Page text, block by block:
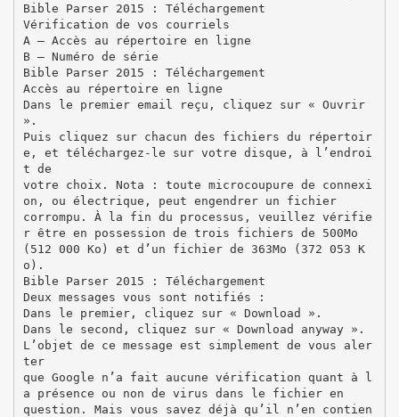
Bible Parser 2015 : Téléchargement
Vérification de vos courriels
A – Accès au répertoire en ligne
B – Numéro de série
Bible Parser 2015 : Téléchargement
Accès au répertoire en ligne
Dans le premier email reçu, cliquez sur « Ouvrir
».
Puis cliquez sur chacun des fichiers du répertoir
e, et téléchargez-le sur votre disque, à l’endroi
t de
votre choix. Nota : toute microcoupure de connexi
on, ou électrique, peut engendrer un fichier
corrompu. À la fin du processus, veuillez vérifie
r être en possession de trois fichiers de 500Mo
(512 000 Ko) et d’un fichier de 363Mo (372 053 K
o).
Bible Parser 2015 : Téléchargement
Deux messages vous sont notifiés :
Dans le premier, cliquez sur « Download ».
Dans le second, cliquez sur « Download anyway ».
L’objet de ce message est simplement de vous aler
ter
que Google n’a fait aucune vérification quant à l
a présence ou non de virus dans le fichier en
question. Mais vous savez déjà qu’il n’en contien